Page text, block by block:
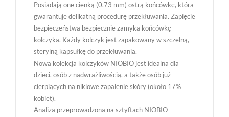
Posiadają one cienką (0,73 mm) ostrą końcówkę, która
gwarantuje delikatną procedurę przekłuwania. Zapięcie
bezpieczeństwa bezpiecznie zamyka końcówkę
kolczyka. Każdy kolczyk jest zapakowany w szczelną,
sterylną kapsułkę do przekłuwania.
Nowa kolekcja kolczyków NIOBIO jest idealna dla
dzieci, osób z nadwrażliwością, a także osób już
cierpiących na niklowe zapalenie skóry (około 17%
kobiet).
Analiza przeprowadzona na sztyftach NIOBIO